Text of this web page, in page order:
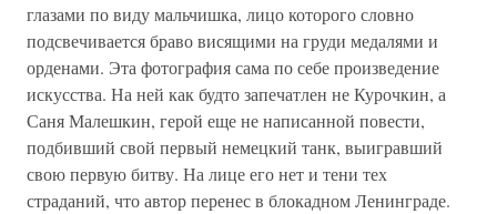
глазами по виду мальчишка, лицо которого словно
подсвечивается браво висящими на груди медалями и
орденами. Эта фотография сама по себе произведение
искусства. На ней как будто запечатлен не Курочкин, а
Саня Малешкин, герой еще не написанной повести,
подбивший свой первый немецкий танк, выигравший
свою первую битву. На лице его нет и тени тех
страданий, что автор перенес в блокадном Ленинграде.